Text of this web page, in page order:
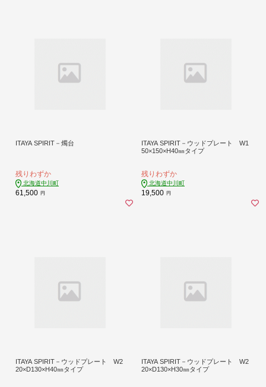
ITAYA SPIRIT－燭台
残りわずか
北海道中川町
61,500 円
ITAYA SPIRIT－ウッドプレート W1
50×150×H40㎜タイプ
残りわずか
北海道中川町
19,500 円
ITAYA SPIRIT－ウッドプレート W2
20×D130×H40㎜タイプ
ITAYA SPIRIT－ウッドプレート W2
20×D130×H30㎜タイプ